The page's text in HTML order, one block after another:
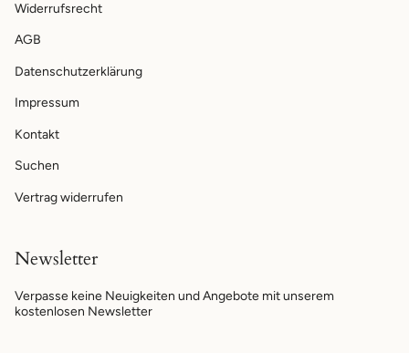
Widerrufsrecht
AGB
Datenschutzerklärung
Impressum
Kontakt
Suchen
Vertrag widerrufen
Newsletter
Verpasse keine Neuigkeiten und Angebote mit unserem
kostenlosen Newsletter